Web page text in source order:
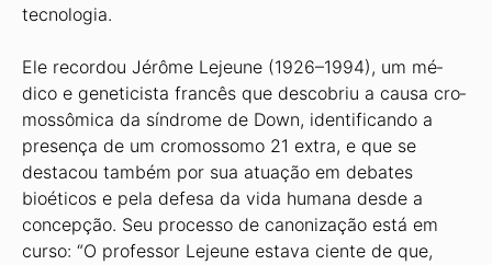
tecnologia.
Ele recordou Jérôme Lejeune (1926–1994), um mé­
dico e geneticista francês que descobriu a causa cro­
mossômica da síndrome de Down, identificando a
pre­sença de um cromossomo 21 extra, e que se
destacou também por sua atuação em debates
bioéticos e pela defesa da vida humana desde a
concepção. Seu proces­so de canonização está em
curso: “O professor Lejeune estava ciente de que,